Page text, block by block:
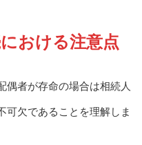
おける注意点
偶者が存命の場合は相続人
可欠であることを理解しま